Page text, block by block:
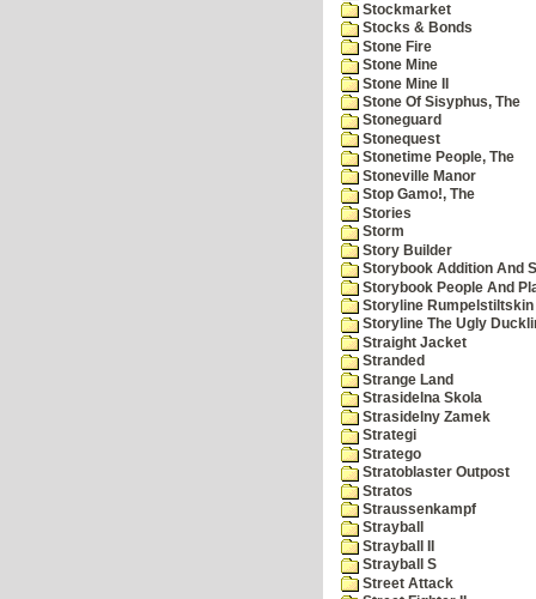
Stockmarket
Stocks & Bonds
Stone Fire
Stone Mine
Stone Mine II
Stone Of Sisyphus, The
Stoneguard
Stonequest
Stonetime People, The
Stoneville Manor
Stop Gamo!, The
Stories
Storm
Story Builder
Storybook Addition And
Storybook People And
Storyline Rumpelstiltskin
Storyline The Ugly
Straight Jacket
Stranded
Strange Land
Strasidelna Skola
Strasidelny Zamek
Strategi
Stratego
Stratoblaster Outpost
Stratos
Straussenkampf
Strayball
Strayball II
Strayball S
Street Attack